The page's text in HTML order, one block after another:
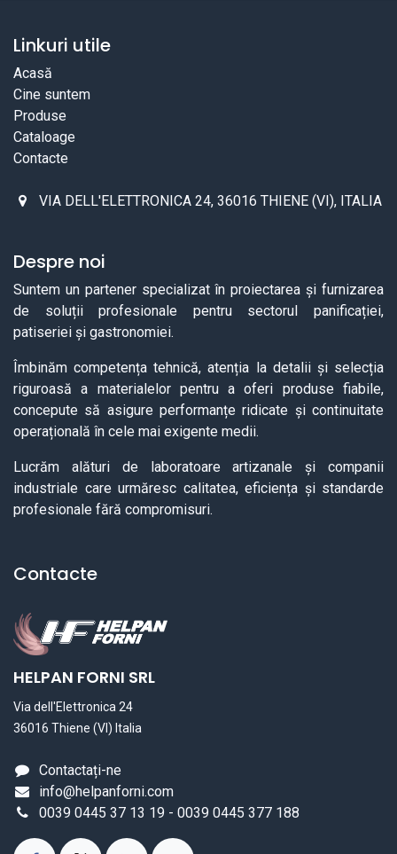
Linkuri utile
Acasă
Cine suntem
Produse
Cataloage
Contacte
VIA DELL'ELETTRONICA 24, 36016 THIENE (VI), ITALIA
Despre noi
Suntem un partener specializat în proiectarea și furnizarea
de soluții profesionale pentru sectorul panificației,
patiseriei și gastronomiei.
Îmbinăm competența tehnică, atenția la detalii și selecția
riguroasă a materialelor pentru a oferi produse fiabile,
concepute să asigure performanțe ridicate și continuitate
operațională în cele mai exigente medii.
Lucrăm alături de laboratoare artizanale și companii
industriale care urmăresc calitatea, eficiența și standarde
profesionale fără compromisuri.
Contacte
HELPAN FORNI SRL
Via dell'Elettronica 24
36016 Thiene (VI) Italia
Contactați-ne
info@helpanforni.com
0039 0445 37 13 19 - 0039 0445 377 188